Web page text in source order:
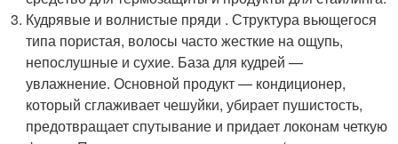
Кудрявые и волнистые пряди . Структура вьющегося
типа пористая, волосы часто жесткие на ощупь,
непослушные и сухие. База для кудрей —
увлажнение. Основной продукт — кондиционер,
который сглаживает чешуйки, убирает пушистость,
предотвращает спутывание и придает локонам четкую